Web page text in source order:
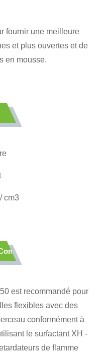
fournir une meilleure
et plus ouvertes et de
en mousse.
cm3
Fourni)
est recommandé pour
flexibles avec des
conformément à
le surfactant XH -
de flamme